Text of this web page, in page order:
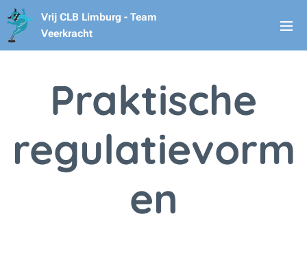
Vrij CLB Limburg - Team
Veerkracht
Praktische
regulatievorm
en